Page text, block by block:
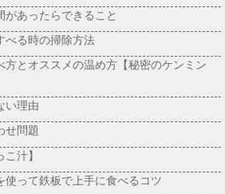
あったらできること
べる時の掃除方法
方とオススメの温め方【秘密のケンミン
い理由
せ問題
汁】
使って鉄板で上手に食べるコツ